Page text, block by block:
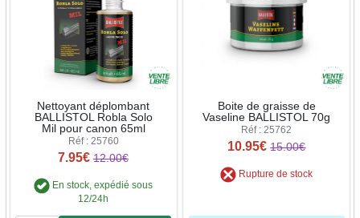
Nettoyant déplombant
BALLISTOL Robla Solo
Mil pour canon 65ml
Réf : 25760
7.95€ 12.00€
En stock, expédié sous
12/24h
Boite de graisse de
Vaseline BALLISTOL 70g
Réf : 25762
10.95€ 15.00€
Rupture de stock